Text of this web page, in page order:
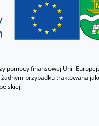
pomocy finansowej Unii
przypadku traktowana